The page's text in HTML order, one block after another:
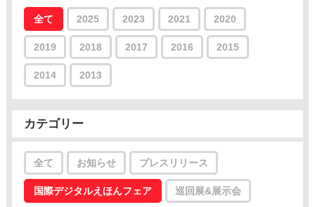
全て 2025 2023 2021 2020
2019 2018 2017 2016 2015
2014 2013
カテゴリー
全て お知らせ プレスリリース
国際デジタルえほんフェア 巡回展&展示会